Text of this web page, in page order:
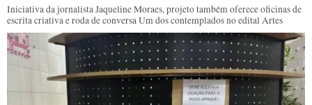
Iniciativa da jornalista Jaqueline Moraes, projeto também oferece oficinas de
escrita criativa e roda de conversa Um dos contemplados no edital Artes